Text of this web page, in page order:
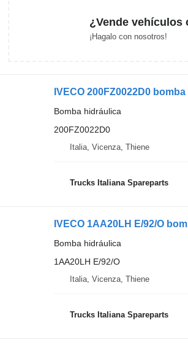
¿Vende vehículos
¡Hagalo con nosotros!
IVECO 200FZ0022D0
Bomba hidráulica
200FZ0022D0
Italia, Vicenza, Thiene
Trucks Italiana Spareparts
IVECO 1AA20LH E/92/O
Bomba hidráulica
1AA20LH E/92/O
Italia, Vicenza, Thiene
Trucks Italiana Spareparts